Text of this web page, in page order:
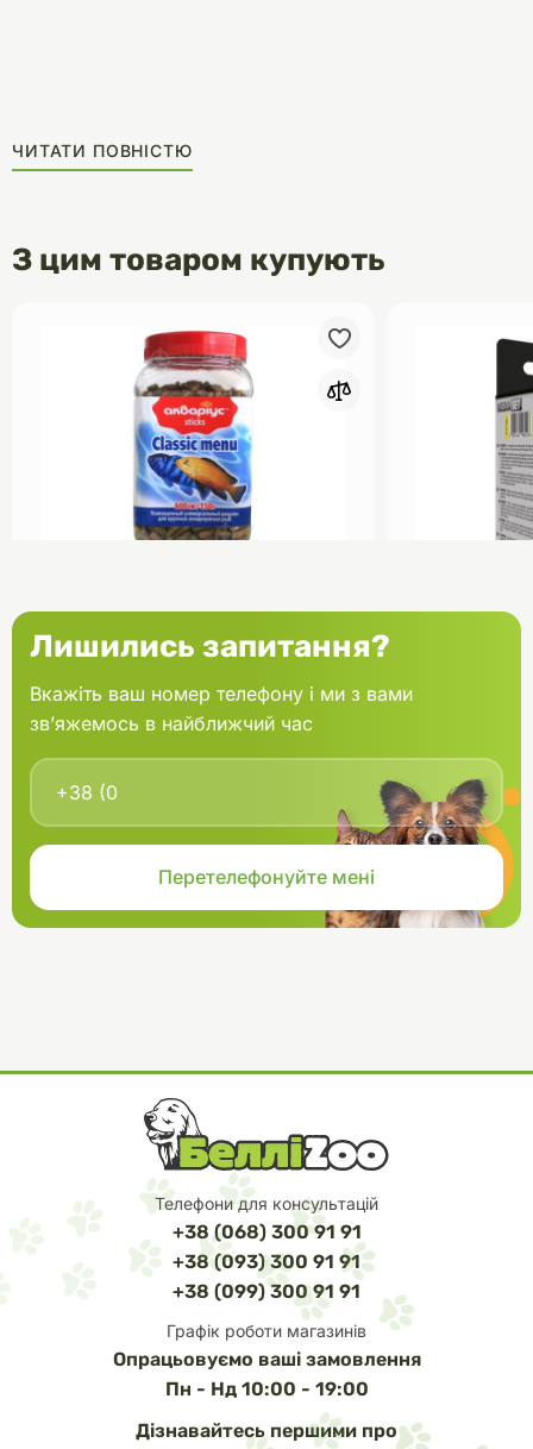
ЧИТАТИ ПОВНІСТЮ
З цим товаром купують
банка 150 г
В кошик
Aquael
Лишились запитання?
Вкажіть ваш номер телефону і ми з вами
зв’яжемось в найближчий час
Телефони для консультацій
+38 (068) 300 91 91
+38 (093) 300 91 91
+38 (099) 300 91 91
Графік роботи магазинів
Опрацьовуємо ваші замовлення
Пн - Нд 10:00 - 19:00
Дізнавайтесь першими про